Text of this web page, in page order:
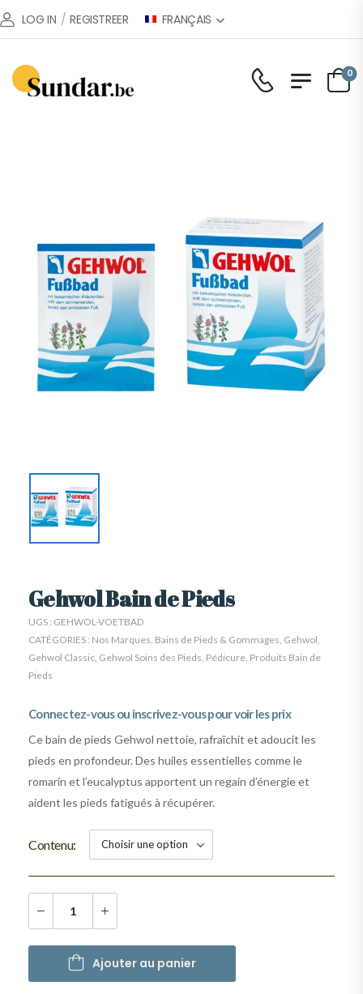
LOG IN / REGISTREER FRANÇAIS
0
Gehwol Bain de Pieds
UGS : GEHWOL-VOETBAD
CATÉGORIES : Nos Marques Bains de Pieds & Gommages Gehwol
Gehwol Classic Gehwol Soins des Pieds Pédicure Produits Bain de
Pieds
Connectez-vous ou inscrivez-vous pour voir les prix
Ce bain de pieds Gehwol nettoie, rafraîchit et adoucit les
pieds en profondeur. Des huiles essentielles comme le
romarin et l’eucalyptus apportent un regain d’énergie et
aident les pieds fatigués à récupérer.
Contenu
Ajouter au panier